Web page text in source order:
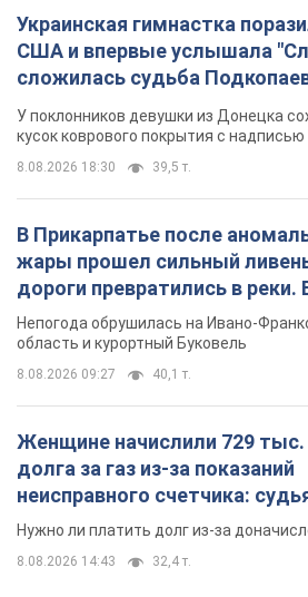
В Прикарпатье после
жары прошел сильный ливень:
дороги превратились в реки.
область и курортный Буковель
Женщине начислили 729 тыс.
долга за газ из-за показаний
неисправного счетчика:
вынес неожиданное решение
8.08.2026 14:43 32,4 т.